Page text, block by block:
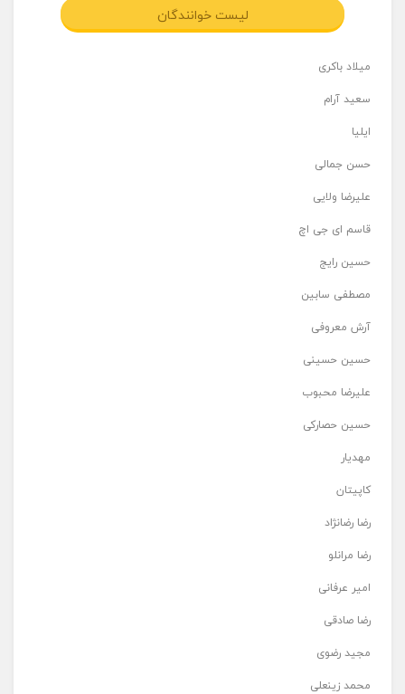
لیست خوانندگان
میلاد باکری
سعید آرام
ایلیا
حسن جمالی
علیرضا ولایی
قاسم ای جی اچ
حسین رایج
مصطفی سابین
آرش معروفی
حسین حسینی
علیرضا محبوب
حسین حصارکی
مهدیار
کاپیتان
رضا رضانژاد
رضا مرانلو
امیر عرفانی
رضا صادقی
مجید رضوی
محمد زینعلی